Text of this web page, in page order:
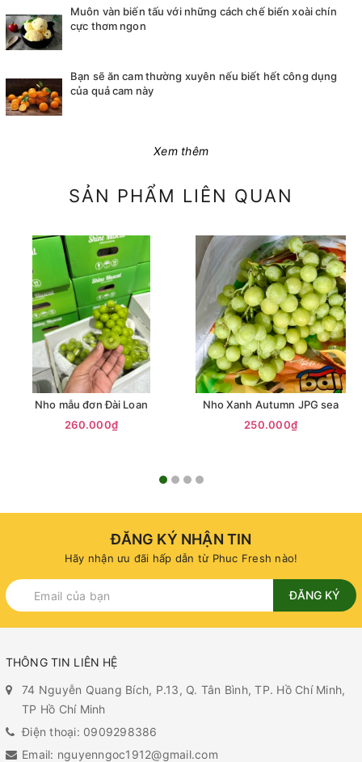
Muôn vàn biến tấu với những cách chế biến xoài chín
cực thơm ngon
Bạn sẽ ăn cam thường xuyên nếu biết hết công dụng
của quả cam này
Xem thêm
SẢN PHẨM LIÊN QUAN
Nho mẫu đơn Đài Loan
260.000₫
Nho Xanh Autumn JPG sea
250.000₫
ĐĂNG KÝ NHẬN TIN
Hãy nhận ưu đãi hấp dẫn từ Phuc Fresh nào!
ĐĂNG KÝ
THÔNG TIN LIÊN HỆ
74 Nguyễn Quang Bích, P.13, Q. Tân Bình, TP. Hồ Chí Minh,
TP Hồ Chí Minh
Điện thoại: 0909298386
Email: nguyenngoc1912@gmail.com